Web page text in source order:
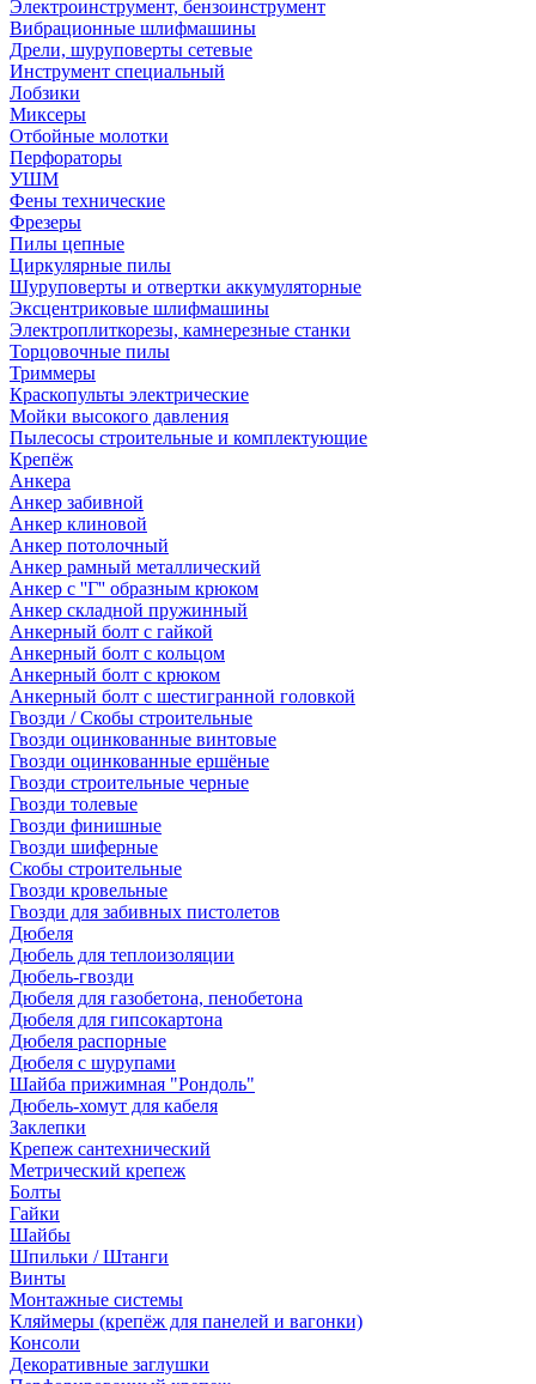
Электроинструмент, бензоинструмент
Вибрационные шлифмашины
Дрели, шуруповерты сетевые
Инструмент специальный
Лобзики
Миксеры
Отбойные молотки
Перфораторы
УШМ
Фены технические
Фрезеры
Пилы цепные
Циркулярные пилы
Шуруповерты и отвертки аккумуляторные
Эксцентриковые шлифмашины
Электроплиткорезы, камнерезные станки
Торцовочные пилы
Триммеры
Краскопульты электрические
Мойки высокого давления
Пылесосы строительные и комплектующие
Крепёж
Анкера
Анкер забивной
Анкер клиновой
Анкер потолочный
Анкер рамный металлический
Анкер с ''Г'' образным крюком
Анкер складной пружинный
Анкерный болт с гайкой
Анкерный болт с кольцом
Анкерный болт с крюком
Анкерный болт с шестигранной головкой
Гвозди / Скобы строительные
Гвозди оцинкованные винтовые
Гвозди оцинкованные ершёные
Гвозди строительные черные
Гвозди толевые
Гвозди финишные
Гвозди шиферные
Скобы строительные
Гвозди кровельные
Гвозди для забивных пистолетов
Дюбеля
Дюбель для теплоизоляции
Дюбель-гвозди
Дюбеля для газобетона, пенобетона
Дюбеля для гипсокартона
Дюбеля распорные
Дюбеля с шурупами
Шайба прижимная "Рондоль"
Дюбель-хомут для кабеля
Заклепки
Крепеж сантехнический
Метрический крепеж
Болты
Гайки
Шайбы
Шпильки / Штанги
Винты
Монтажные системы
Кляймеры (крепёж для панелей и вагонки)
Консоли
Декоративные заглушки